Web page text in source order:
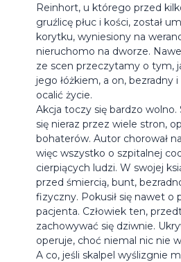
Reinhort, u którego przed
gruźlicę płuc i kości, został
korytku, wyniesiony na
nieruchomo na dworze.
ze scen przeczytamy o tym,
jego łóżkiem, a on, bezradny
ocalić życie.
Akcja toczy się bardzo wolno.
się nieraz przez wiele stron,
bohaterów. Autor chorował
więc wszystko o szpitalnej
cierpiących ludzi. W swojej
przed śmiercią, bunt,
fizyczny. Pokusił się nawet o
pacjenta. Człowiek ten,
zachowywać się dziwnie.
operuje, choć niemal nic nie
A co, jeśli skalpel wyślizgnie